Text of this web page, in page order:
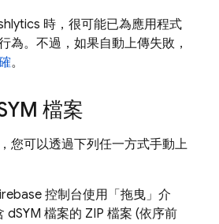
時，很可能已為應用程式
為。不過，如果自動上傳失敗，
。
檔案
您可以透過下列任一方式手動上
控制台使用「拖曳」介
dSYM 檔案的 ZIP 檔案 (依序前